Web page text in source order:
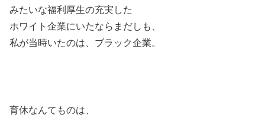
みたいな福利厚生の充実した
ホワイト企業にいたならまだしも、
私が当時いたのは、ブラック企業。
育休なんてものは、